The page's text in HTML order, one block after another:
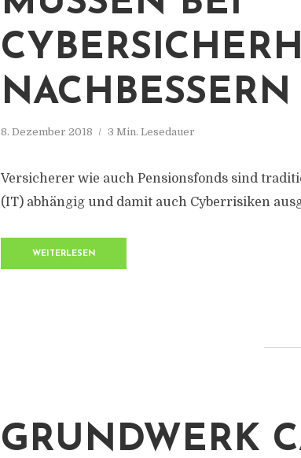
NACHBESSERN
8. Dezember 2018 3 Min. Lesedauer
Versicherer wie auch Pensionsfonds sind
(IT) abhängig und damit auch Cyberrisiken
WEITERLESEN
GRUNDWERK